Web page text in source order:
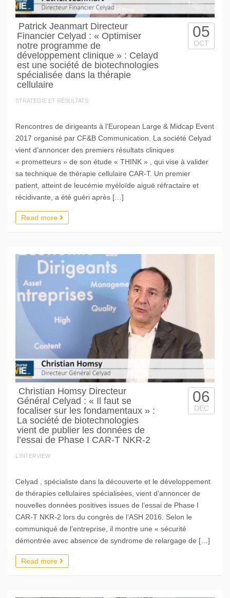
Patrick Jeanmart Directeur
Financier Celyad : « Optimiser
notre programme de
développement clinique » : Celayd
est une société de biotechnologies
spécialisée dans la thérapie
cellulaire
STRATEGIE ET RÉSULTATS
05
OCT
Rencontres de dirigeants à l’European Large & Midcap Event
2017 organisé par CF&B Communication. La société Celyad
vient d’annoncer des premiers résultats cliniques
« prometteurs » de son étude « THINK » , qui vise à valider
sa technique de thérapie cellulaire CAR-T. Un premier
patient, atteint de leucémie myéloïde aiguë réfractaire et
récidivante, a été guéri après […]
Read more
Christian Homsy Directeur
Général Celyad : « Il faut se
focaliser sur les fondamentaux » :
La société de biotechnologies
vient de publier les données de
l’essai de Phase I CAR-T NKR-2
L'INTERVIEW
06
DÉC
Celyad , spécialiste dans la découverte et le développement
de thérapies cellulaires spécialisées, vient d’annoncer de
nouvelles données positives issues de l’essai de Phase I
CAR-T NKR-2 lors du congrès de l’ASH 2016. Selon le
communiqué de l’entreprise, il montre une « sécurité
démontrée avec absence de syndrome de relargage de […]
Read more